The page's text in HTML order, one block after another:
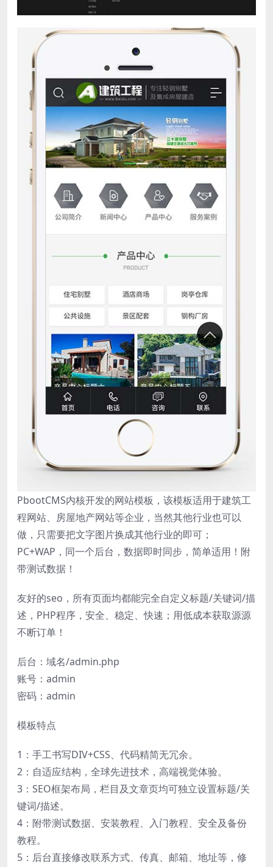
PbootCMS内核开发的网站模板，该模板适用于建筑工
程网站、房屋地产网站等企业，当然其他行业也可以
做，只需要把文字图片换成其他行业的即可；
PC+WAP，同一个后台，数据即时同步，简单适用！附
带测试数据！
友好的seo，所有页面均都能完全自定义标题/关键词/描
述，PHP程序，安全、稳定、快速；用低成本获取源源
不断订单！
后台：域名/admin.php
账号：admin
密码：admin
模板特点
1：手工书写DIV+CSS、代码精简无冗余。
2：自适应结构，全球先进技术，高端视觉体验。
3：SEO框架布局，栏目及文章页均可独立设置标题/关
键词/描述。
4：附带测试数据、安装教程、入门教程、安全及备份
教程。
5：后台直接修改联系方式、传真、邮箱、地址等，修